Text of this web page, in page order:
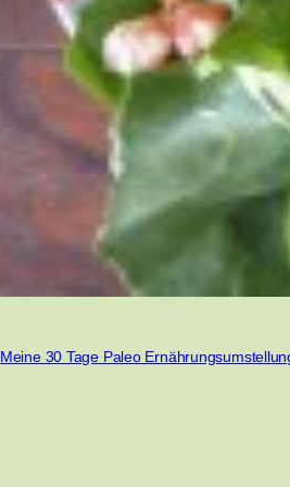
Meine 30 Tage Paleo